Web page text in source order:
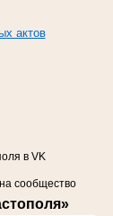
актов
в VK
на сообщество